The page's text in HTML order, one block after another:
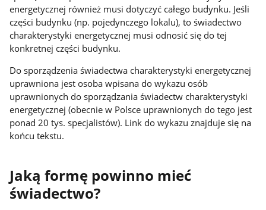
energetycznej również musi dotyczyć całego budynku. Jeśli
części budynku (np. pojedynczego lokalu), to świadectwo
charakterystyki energetycznej musi odnosić się do tej
konkretnej części budynku.
Do sporządzenia świadectwa charakterystyki energetycznej
uprawniona jest osoba wpisana do wykazu osób
uprawnionych do sporządzania świadectw charakterystyki
energetycznej (obecnie w Polsce uprawnionych do tego jest
ponad 20 tys. specjalistów). Link do wykazu znajduje się na
końcu tekstu.
Jaką formę powinno mieć
świadectwo?